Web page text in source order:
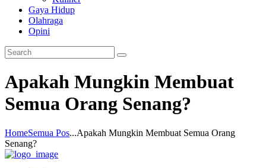
Gaya Hidup
Olahraga
Opini
Apakah Mungkin Membuat
Semua Orang Senang?
HomeSemua Pos...Apakah Mungkin Membuat Semua Orang
Senang?